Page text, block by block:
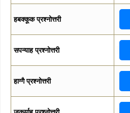
हबक्कूक प्रश्नोत्तरी
सपन्याह प्रश्नोत्तरी
हाग्गै प्रश्नोत्तरी